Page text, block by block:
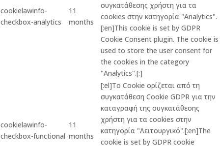
cookielawinfo-
checkbox-analytics
11
months
συγκατάθεσης χρήστη για τα
cookies στην κατηγορία "Analytics".
[:en]This cookie is set by GDPR
Cookie Consent plugin. The cookie is
used to store the user consent for
the cookies in the category
"Analytics".[:]
cookielawinfo-
checkbox-functional
11
months
[:el]Το Cookie ορίζεται από τη
συγκατάθεση Cookie GDPR για την
καταγραφή της συγκατάθεσης
χρήστη για τα cookies στην
κατηγορία "Λειτουργικό".[:en]The
cookie is set by GDPR cookie